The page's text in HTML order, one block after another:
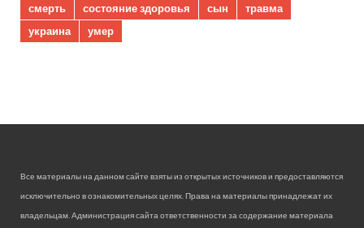
смерть
состояние здоровья сын
травма
украина
умер
Все материалы на данном сайте взяты из открытых источников и предоставляются
исключительно в ознакомительных целях. Права на материалы принадлежат их
владельцам. Администрация сайта ответственности за содержание материала